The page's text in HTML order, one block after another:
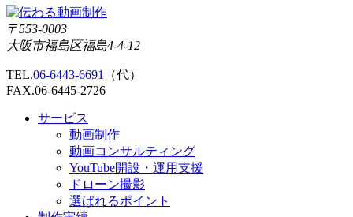
〒553-0003
大阪市福島区福島4-4-12
TEL.06-6443-6691
（代）
FAX.06-6445-2726
サービス
動画制作
動画コンサルティング
YouTube開設・運用支援
ドローン撮影
選ばれるポイント